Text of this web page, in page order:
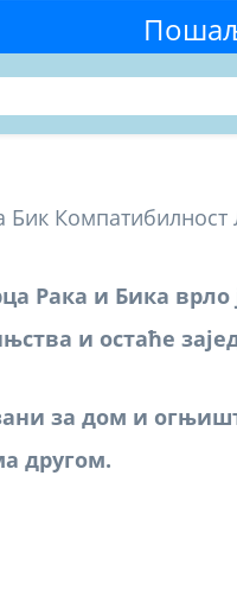
Рака и Бика врло
и остаће
за дом и
другом.